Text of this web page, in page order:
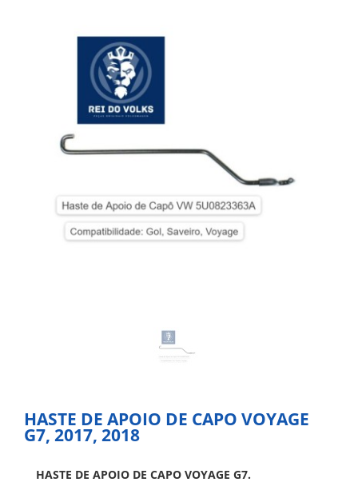
HASTE DE APOIO DE CAPO VOYAGE
G7, 2017, 2018
HASTE DE APOIO DE CAPO VOYAGE G7.